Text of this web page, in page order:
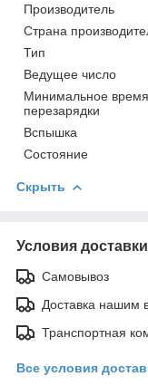
Производитель
Страна
Тип
Ведущее число
Минимальное время
перезарядки
Вспышка
Состояние
Скрыть
Условия доставки
Самовывоз
Доставка нашим
Транспортная
Все условия